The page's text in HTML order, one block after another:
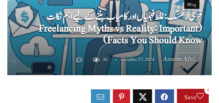
Blog
فری لانسنگ: غلط فہمیاں اور کامیاب بننے کے لیے اہم نکات
(Freelancing Myths vs Reality: Important
Facts You Should Know)
Azeem Alvi
October 23, 2024
36
Save
0